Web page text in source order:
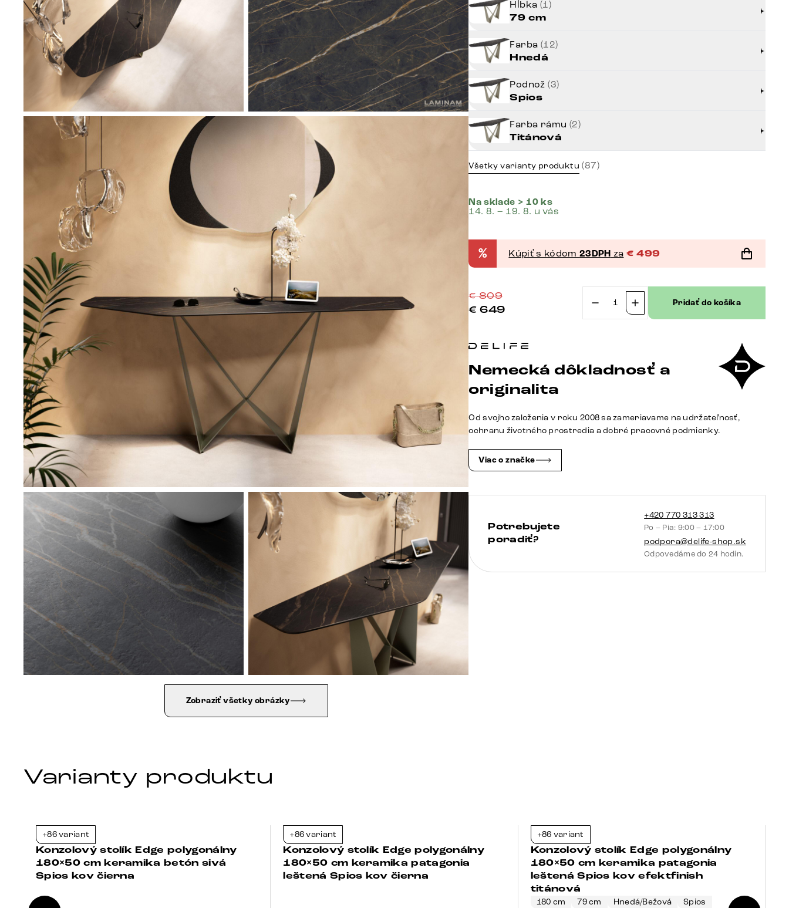
Zobraziť všetky obrázky
Hĺbka (1)
79 cm
Farba (12)
Hnedá
Podnož(3)
Spios
Farba rámu (2)
Titánová
Všetky varianty produktu (87)
Na sklade > 10 ks
14. 8. – 19. 8. u vás
% Kúpiť s kódom 23DPH za € 499
€809
€ 649
množstvo
polygonálny
keramika
Laminam®
Pridať do košíka
Nemecká dôkladnosť a
originalita
Od svojho založenia v roku 2008 sa zameriavame na udržateľnosť,
ochranu životného prostredia a dobré pracovné podmienky.
Viac o značke
Potrebujete
poradiť?
+420 770 313 313
Po – Pia: 9:00 – 17:00
podpora@delife-shop.sk
Odpovedáme do 24 hodín.
Varianty produktu
+86 variant
Konzolový stolík Edge polygonálny
180×50 cm keramika betón sivá
Spios kov čierna
+86 variant
Konzolový stolík Edge polygonálny
180×50 cm keramika patagonia
leštená Spios kov čierna
+86 variant
Konzolový stolík Edge polygonálny
180×50 cm keramika patagonia
leštená Spios kov efektfinish
titánová
180 cm 79 cm Hnedá/Bežová
Spios